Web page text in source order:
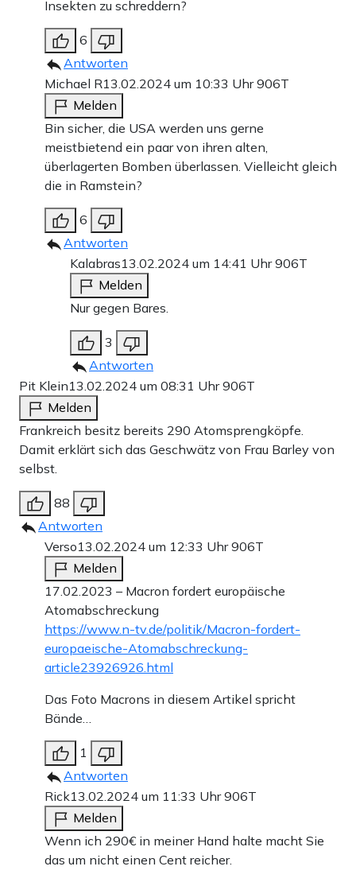
Insekten zu schreddern?
6
Antworten
Michael R13.02.2024 um 10:33 Uhr906T
Melden
Bin sicher, die USA werden uns gerne
meistbietend ein paar von ihren alten,
überlagerten Bomben überlassen. Vielleicht gleich
die in Ramstein?
6
Antworten
Kalabras13.02.2024 um 14:41 Uhr906T
Melden
Nur gegen Bares.
3
Antworten
Pit Klein13.02.2024 um 08:31 Uhr906T
Melden
Frankreich besitz bereits 290 Atomsprengköpfe.
Damit erklärt sich das Geschwätz von Frau Barley von
selbst.
88
Antworten
Verso13.02.2024 um 12:33 Uhr906T
Melden
17.02.2023 – Macron fordert europäische
Atomabschreckung
https://www.n-tv.de/politik/Macron-fordert-
europaeische-Atomabschreckung-
article23926926.html
Das Foto Macrons in diesem Artikel spricht
Bände…
1
Antworten
Rick13.02.2024 um 11:33 Uhr906T
Melden
Wenn ich 290€ in meiner Hand halte macht Sie
das um nicht einen Cent reicher.